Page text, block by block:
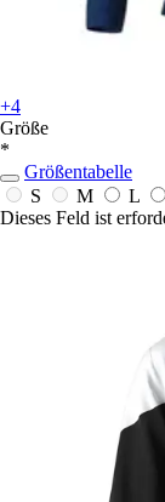
+4
Größe
*
Größentabelle
S
M L
Dieses Feld ist